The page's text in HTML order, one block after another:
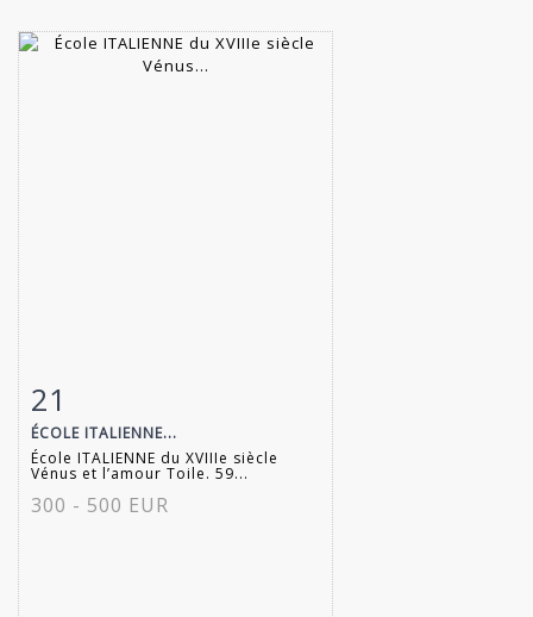
Fiche détaillée
21
ÉCOLE ITALIENNE...
École ITALIENNE du XVIIIe siècle
Vénus et l’amour Toile. 59...
300 - 500 EUR